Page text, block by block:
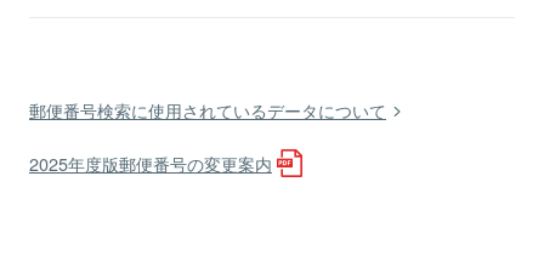
郵便番号検索に使用されているデータについて
2025年度版郵便番号の変更案内